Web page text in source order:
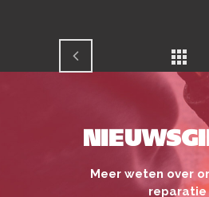
Meer weten over
reparatie